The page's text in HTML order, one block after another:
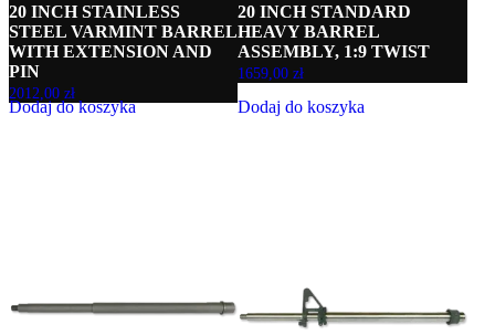
20 INCH STAINLESS
STEEL VARMINT BARREL
WITH EXTENSION AND
PIN
2012,00 zł
Dodaj do koszyka
20 INCH STANDARD
HEAVY BARREL
ASSEMBLY, 1:9 TWIST
1659,00zł
Dodaj do koszyka